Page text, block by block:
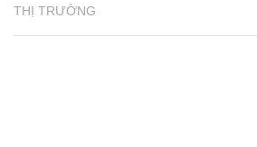
THỊ TRƯỜNG